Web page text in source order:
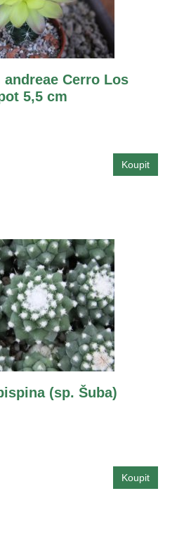
Cerro Los
5,5 cm
(sp. Šuba)